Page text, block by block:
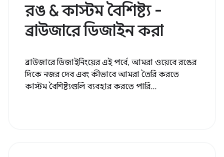
রঙ & কাস্টম বৈশিষ্ট্য -
ব্রাউজারে ডিজাইন করা
ব্রাউজারে ডিজাইনিংয়ের এই পর্বে, আমরা ওয়েবে রঙের
দিকে নজর দেব এবং কীভাবে আমরা তৈরি করতে
কাস্টম বৈশিষ্ট্যগুলি ব্যবহার করতে পারি...